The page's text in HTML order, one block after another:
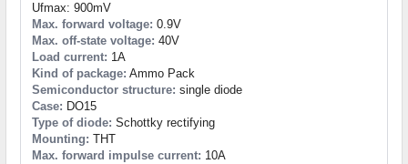
Ufmax: 900mV
Max. forward voltage: 0.9V
Max. off-state voltage: 40V
Load current: 1A
Kind of package: Ammo Pack
Semiconductor structure: single diode
Case: DO15
Type of diode: Schottky rectifying
Mounting: THT
Max. forward impulse current: 10A